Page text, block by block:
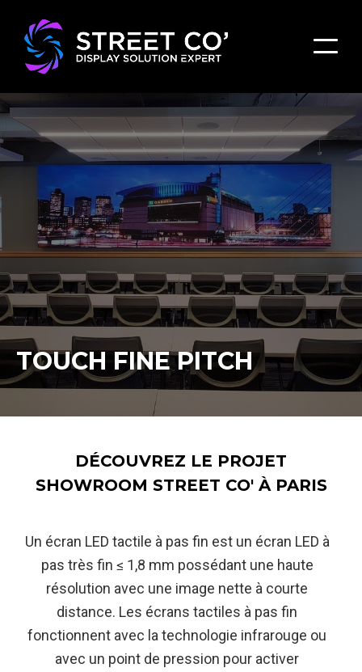
TOUCH FINE PITCH
DÉCOUVREZ LE PROJET
SHOWROOM STREET CO' À PARIS
Un écran LED tactile à pas fin est un écran LED à
pas très fin ≤ 1,8 mm possédant une haute
résolution avec une image nette à courte
distance. Les écrans tactiles à pas fin
fonctionnent avec la technologie infrarouge ou
avec un point de pression pour activer